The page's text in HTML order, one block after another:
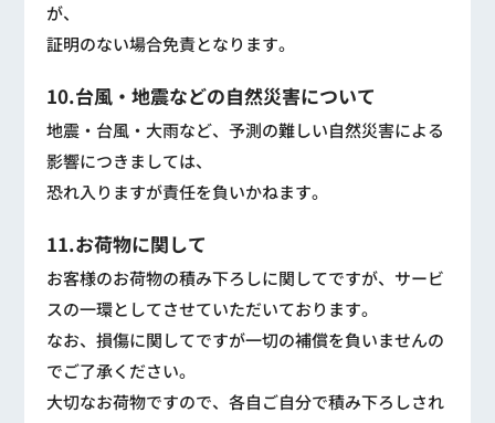
が、
証明のない場合免責となります。
10.台風・地震などの自然災害について
地震・台風・大雨など、予測の難しい自然災害による
影響につきましては、
恐れ入りますが責任を負いかねます。
11.お荷物に関して
お客様のお荷物の積み下ろしに関してですが、サービ
スの一環としてさせていただいております。
なお、損傷に関してですが一切の補償を負いませんの
でご了承ください。
大切なお荷物ですので、各自ご自分で積み下ろしされ